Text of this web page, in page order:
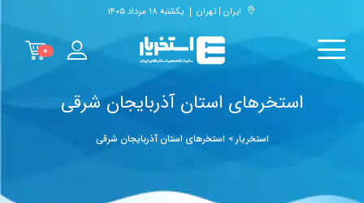
ایران | تهران یکشنبه ۱۸ مرداد ۱۴۰۵
۰
استخرهای استان آذربایجان شرقی
استخریار> استخرهای استان آذربایجان شرقی